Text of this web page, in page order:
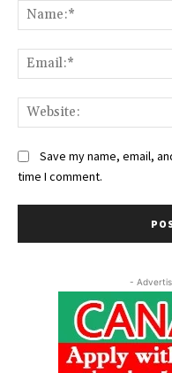
Save my name, email,
time I comment.
-